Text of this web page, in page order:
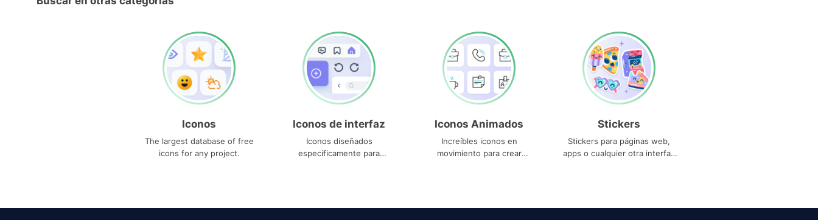
Iconos
The largest database of free
icons for any project.
Iconos de interfaz
Iconos diseñados
específicamente para
Iconos Animados
Increíbles iconos en
movimiento para crear
Stickers
Stickers para páginas web,
apps o cualquier otra interfaz